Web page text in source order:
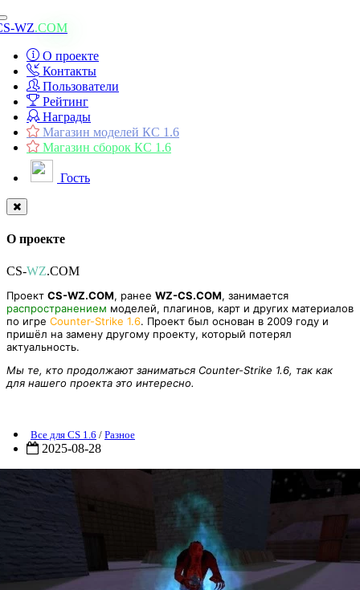
Toggle
navigation
WZ.COM
О проекте
Контакты
Пользователи
Рейтинг
Награды
Магазин моделей КС 1.6
Магазин сборок КС 1.6
Гость
О проекте
CS-WZ.COM
Проект CS-WZ.COM, ранее WZ-CS.COM, занимается
распространением моделей, плагинов, карт и других материалов
по игре Counter-Strike 1.6. Проект был основан в 2009 году и
пришёл на замену другому проекту, который потерял
актуальность.
Мы те, кто продолжают заниматься Counter-Strike 1.6, так как
для нашего проекта это интересно.
Все для CS 1.6 / Разное
2025-08-28